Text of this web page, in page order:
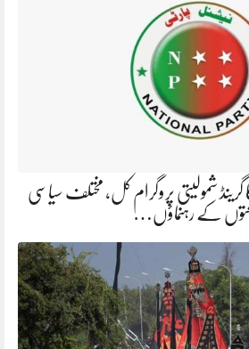
گرینڈ شمولیتی پروگرام کل، مختلف سیاسی
کے رہنماؤں…